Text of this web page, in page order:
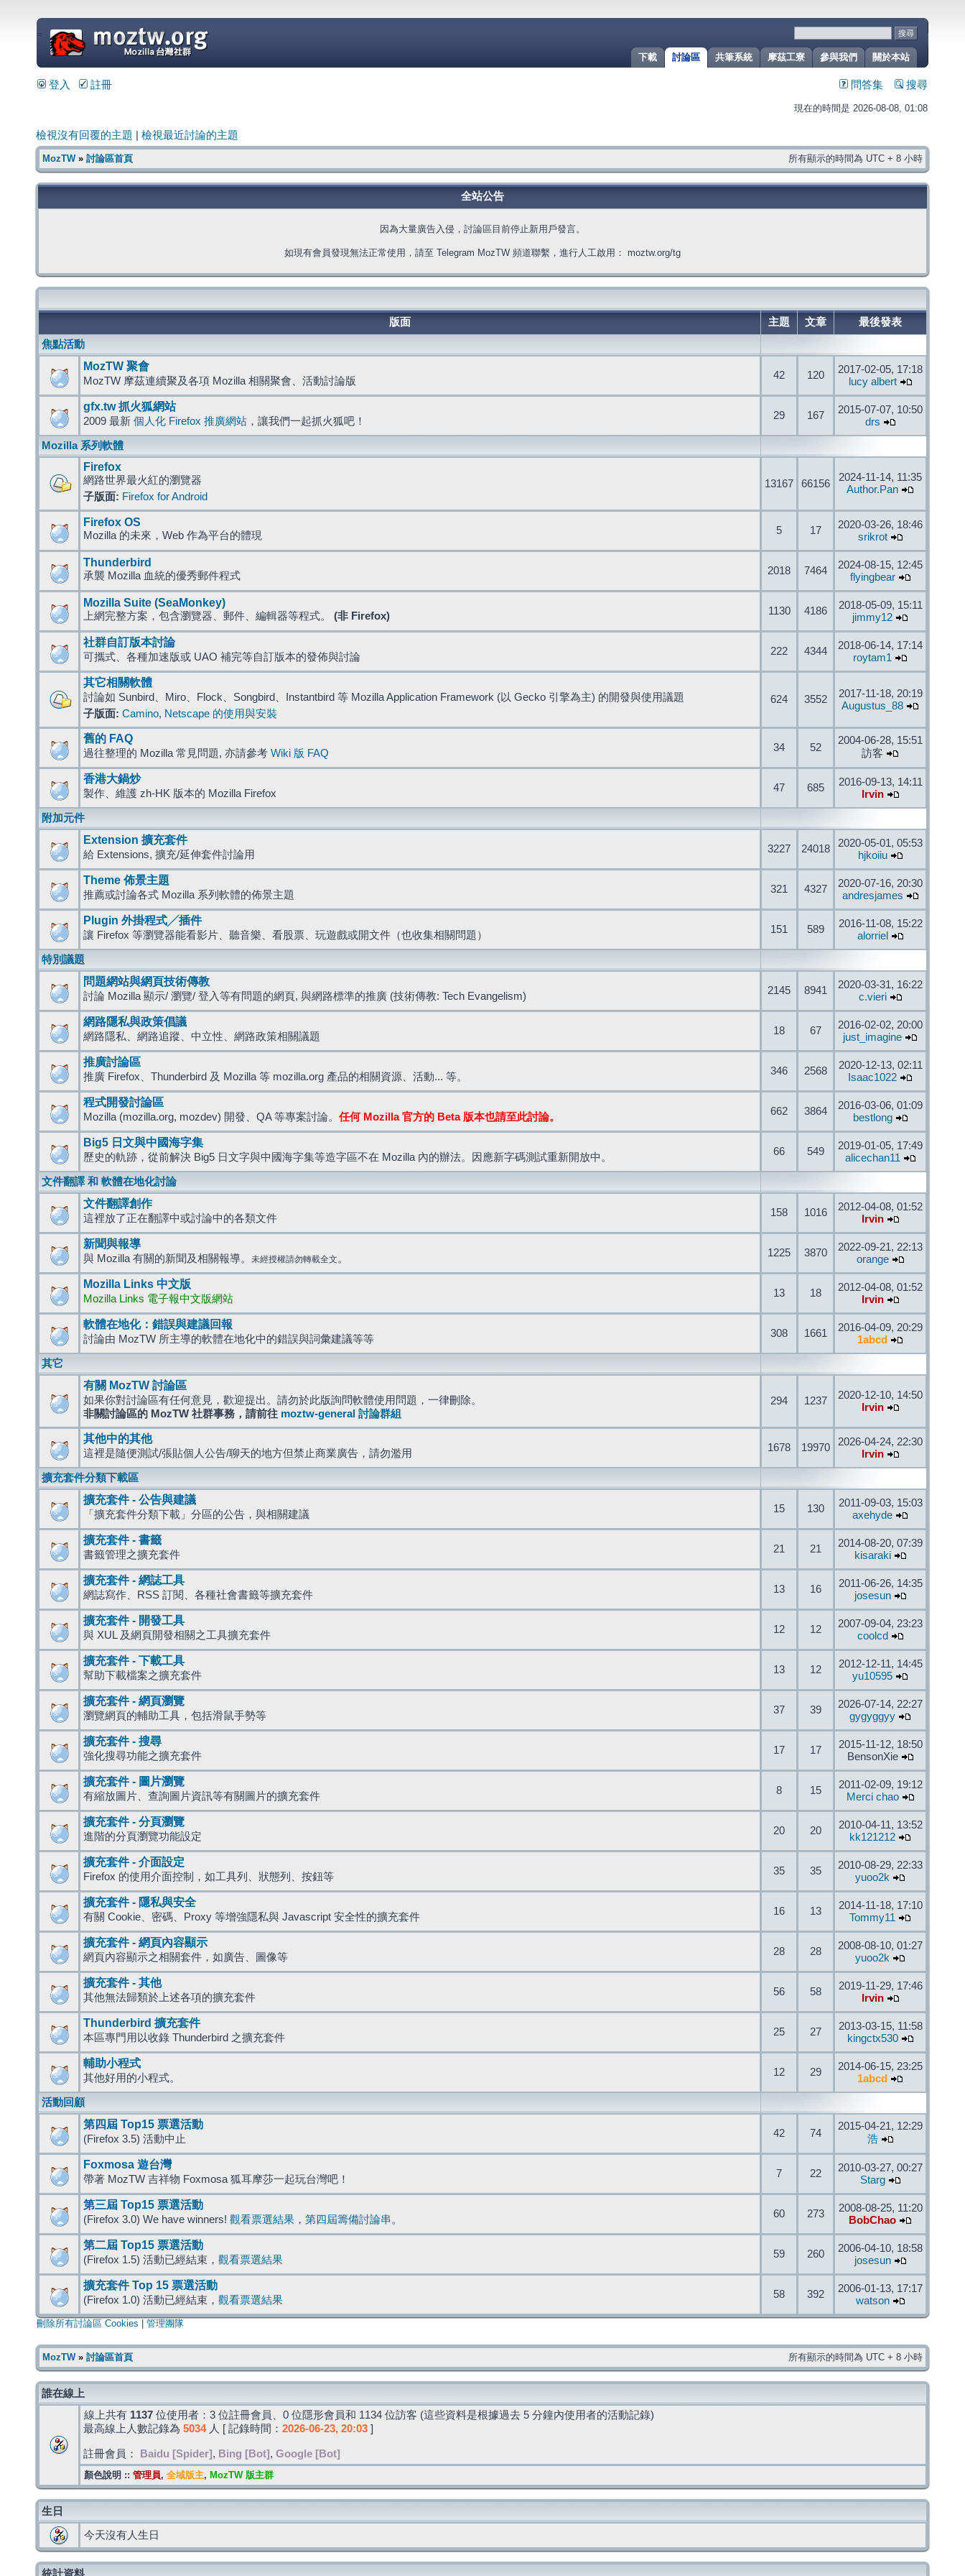
關於本站
參與我們
摩茲工寮
共筆系統
討論區
下載
=
登入 註冊 問答集 搜尋
現在的時間是 2026-08-08, 01:08
檢視沒有回覆的主題 檢視最近討論的主題
MozTW» 討論區首頁 所有顯示的時間為 UTC + 8 小時
全站公告
因為大量廣告入侵，討論區目前停止新用戶發言。
如現有會員發現無法正常使用，請至 Telegram MozTW 頻道聯繫，進行人工啟用： moztw.org/tg
版面 主題 文章
最後發表
焦點活動
MozTW 聚會
MozTW 摩茲連續聚及各項 Mozilla 相關聚會、活動討論版 42 120
2017-02-05, 17:18
lucy albert
gfx.tw 抓火狐網站
2009 最新 個人化 Firefox 推廣網站 ，讓我們一起抓火狐吧！ 29 167
2015-07-07, 10:50
drs
Mozilla 系列軟體
Firefox
網路世界最火紅的瀏覽器
子版面: Firefox for Android
13167 66156
2024-11-14, 11:35
Author.Pan
Firefox OS
Mozilla 的未來，Web 作為平台的體現 5 17
2020-03-26, 18:46
srikrot
Thunderbird
承襲 Mozilla 血統的優秀郵件程式 2018 7464
2024-08-15, 12:45
flyingbear
Mozilla Suite (SeaMonkey)
上網完整方案，包含瀏覽器、郵件、編輯器等程式。 (非 Firefox) 1130 4186
2018-05-09, 15:11
jimmy12
社群自訂版本討論
可攜式、各種加速版或 UAO 補完等自訂版本的發佈與討論 222 4344
2018-06-14, 17:14
roytam1
其它相關軟體
討論如 Sunbird、Miro、Flock、Songbird、Instantbird 等 Mozilla Application Framework (以 Gecko 引擎為主) 的開發與使用議題
子版面: Camino, Netscape 的使用與安裝
624 3552
2017-11-18, 20:19
Augustus_88
舊的 FAQ
過往整理的 Mozilla 常見問題, 亦請參考 Wiki 版 FAQ 34 52
2004-06-28, 15:51
訪客
香港大鍋炒
製作、維護 zh-HK 版本的 Mozilla Firefox 47 685
2016-09-13, 14:11
Irvin
附加元件
Extension 擴充套件
給 Extensions, 擴充/延伸套件討論用 3227 24018
2020-05-01, 05:53
hjkoiiu
Theme 佈景主題
推薦或討論各式 Mozilla 系列軟體的佈景主題 321 4327
2020-07-16, 20:30
andresjames
Plugin 外掛程式╱插件
讓 Firefox 等瀏覽器能看影片、聽音樂、看股票、玩遊戲或開文件（也收集相關問題） 151 589
2016-11-08, 15:22
alorriel
特別議題
問題網站與網頁技術傳教
討論 Mozilla 顯示/ 瀏覽/ 登入等有問題的網頁, 與網路標準的推廣 (技術傳教: Tech Evangelism) 2145 8941
2020-03-31, 16:22
c.vieri
網路隱私與政策倡議
網路隱私、網路追蹤、中立性、網路政策相關議題 18 67
2016-02-02, 20:00
just_imagine
推廣討論區
推廣 Firefox、Thunderbird 及 Mozilla 等 mozilla.org 產品的相關資源、活動... 等。 346 2568
2020-12-13, 02:11
Isaac1022
程式開發討論區
Mozilla (mozilla.org, mozdev) 開發、QA 等專案討論。 任何 Mozilla 官方的 Beta 版本也請至此討論。 662 3864
2016-03-06, 01:09
bestlong
Big5 日文與中國海字集
歷史的軌跡，從前解決 Big5 日文字與中國海字集等造字區不在 Mozilla 內的辦法。因應新字碼測試重新開放中。 66 549
2019-01-05, 17:49
alicechan11
文件翻譯 和 軟體在地化討論
文件翻譯創作
這裡放了正在翻譯中或討論中的各類文件 158 1016
2012-04-08, 01:52
Irvin
新聞與報導
與 Mozilla 有關的新聞及相關報導。 未經授權請勿轉載全文 。 1225 3870
2022-09-21, 22:13
orange
Mozilla Links 中文版
Mozilla Links 電子報中文版網站 13 18
2012-04-08, 01:52
Irvin
軟體在地化：錯誤與建議回報
討論由 MozTW 所主導的軟體在地化中的錯誤與詞彙建議等等 308 1661
2016-04-09, 20:29
1abcd
其它
有關 MozTW 討論區
如果你對討論區有任何意見，歡迎提出。請勿於此版詢問軟體使用問題，一律刪除。
非關討論區的 MozTW 社群事務，請前往 moztw-general 討論群組
294 1237
2020-12-10, 14:50
Irvin
其他中的其他
這裡是隨便測試/張貼個人公告/聊天的地方但禁止商業廣告，請勿濫用 1678 19970
2026-04-24, 22:30
Irvin
擴充套件分類下載區
擴充套件 - 公告與建議
「擴充套件分類下載」分區的公告，與相關建議 15 130
2011-09-03, 15:03
axehyde
擴充套件 - 書籤
書籤管理之擴充套件 21 21
2014-08-20, 07:39
kisaraki
擴充套件 - 網誌工具
網誌寫作、RSS 訂閱、各種社會書籤等擴充套件 13 16
2011-06-26, 14:35
josesun
擴充套件 - 開發工具
與 XUL 及網頁開發相關之工具擴充套件 12 12
2007-09-04, 23:23
coolcd
擴充套件 - 下載工具
幫助下載檔案之擴充套件 13 12
2012-12-11, 14:45
yu10595
擴充套件 - 網頁瀏覽
瀏覽網頁的輔助工具，包括滑鼠手勢等 37 39
2026-07-14, 22:27
gygyggyy
擴充套件 - 搜尋
強化搜尋功能之擴充套件 17 17
2015-11-12, 18:50
BensonXie
擴充套件 - 圖片瀏覽
有縮放圖片、查詢圖片資訊等有關圖片的擴充套件 8 15
2011-02-09, 19:12
Merci chao
擴充套件 - 分頁瀏覽
進階的分頁瀏覽功能設定 20 20
2010-04-11, 13:52
kk121212
擴充套件 - 介面設定
Firefox 的使用介面控制，如工具列、狀態列、按鈕等 35 35
2010-08-29, 22:33
yuoo2k
擴充套件 - 隱私與安全
有關 Cookie、密碼、Proxy 等增強隱私與 Javascript 安全性的擴充套件 16 13
2014-11-18, 17:10
Tommy11
擴充套件 - 網頁內容顯示
網頁內容顯示之相關套件，如廣告、圖像等 28 28
2008-08-10, 01:27
yuoo2k
擴充套件 - 其他
其他無法歸類於上述各項的擴充套件 56 58
2019-11-29, 17:46
Irvin
Thunderbird 擴充套件
本區專門用以收錄 Thunderbird 之擴充套件 25 27
2013-03-15, 11:58
kingctx530
輔助小程式
其他好用的小程式。 12 29
2014-06-15, 23:25
1abcd
活動回顧
第四屆 Top15 票選活動
(Firefox 3.5) 活動中止 42 74
2015-04-21, 12:29
浩
Foxmosa 遊台灣
帶著 MozTW 吉祥物 Foxmosa 狐耳摩莎一起玩台灣吧！ 7 22
2010-03-27, 00:27
Starg
第三屆 Top15 票選活動
(Firefox 3.0) We have winners! 觀看票選結果 ， 第四屆籌備討論串 。 60 273
2008-08-25, 11:20
BobChao
第二屆 Top15 票選活動
(Firefox 1.5) 活動已經結束， 觀看票選結果 59 260
2006-04-10, 18:58
josesun
擴充套件 Top 15 票選活動
(Firefox 1.0) 活動已經結束， 觀看票選結果 58 392
2006-01-13, 17:17
watson
刪除所有討論區 Cookies 管理團隊
MozTW» 討論區首頁 所有顯示的時間為 UTC + 8 小時
誰在線上
線上共有 1137 位使用者：3 位註冊會員、0 位隱形會員和 1134 位訪客 (這些資料是根據過去 5 分鐘內使用者的活動記錄)
最高線上人數記錄為 5034人 [ 記錄時間： 2026-06-23, 20:03 ]
註冊會員： Baidu [Spider] , Bing [Bot] , Google [Bot]
顏色說明 :: 管理員, 全域版主, MozTW 版主群
生日
今天沒有人生日